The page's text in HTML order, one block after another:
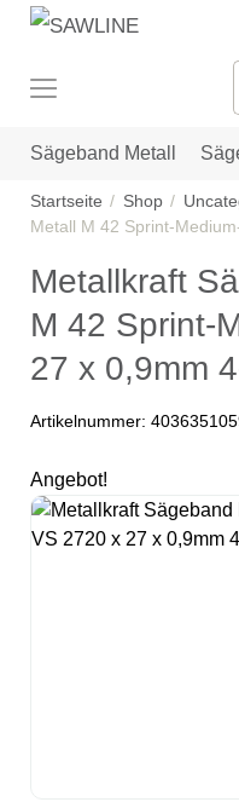
Sägeband Metall
Startseite Shop
Metall M 42 Sprint-
Metallkraft
M 42 Sprint-
27 x 0,9mm
Artikelnummer:
Angebot!